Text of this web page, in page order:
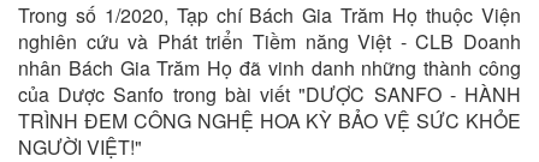
Trong số 1/2020, Tạp chí Bách Gia Trăm Họ thuộc Viện
nghiên cứu và Phát triển Tiềm năng Việt - CLB Doanh
nhân Bách Gia Trăm Họ đã vinh danh những thành công
của Dược Sanfo trong bài viết "DƯỢC SANFO - HÀNH
TRÌNH ĐEM CÔNG NGHỆ HOA KỲ BẢO VỆ SỨC KHỎE
NGƯỜI VIỆT!"